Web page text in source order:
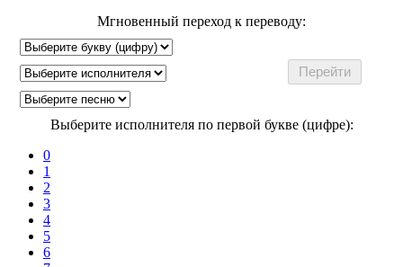
Мгновенный переход к переводу:
Выберите исполнителя по первой букве (цифре):
0
1
2
3
4
5
6